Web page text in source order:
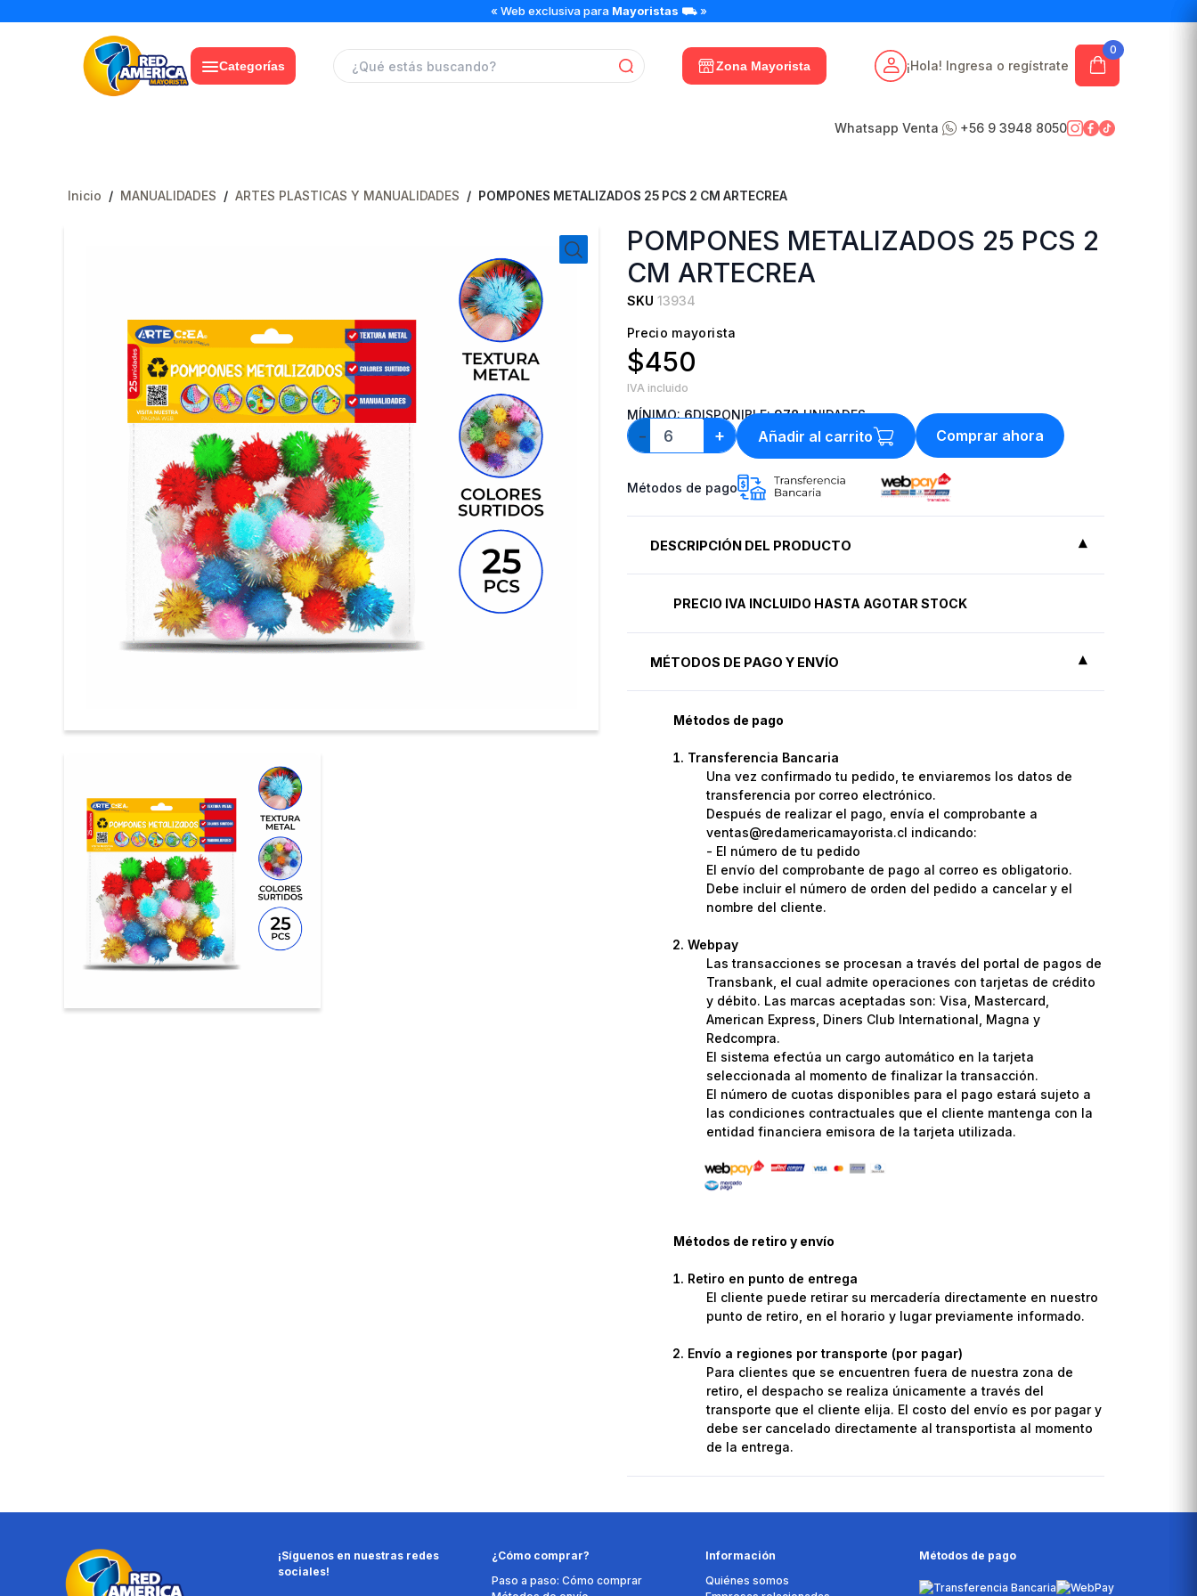
« Web exclusiva para Mayoristas ⛟ »
Categorías Zona Mayorista
0
¡Hola! Ingresa o regístrate
Whatsapp Venta +56 9 3948 8050
Inicio / MANUALIDADES / ARTES PLASTICAS Y MANUALIDADES / POMPONES METALIZADOS 25 PCS 2 CM ARTECREA
POMPONES METALIZADOS 25 PCS 2
CM ARTECREA
SKU 13934
Precio mayorista
$450
IVA incluido
MÍNIMO:6DISPONIBLE:978UNIDADES
−
POMPONES
METALIZADOS
+ Añadir al carrito Comprar ahora
Métodos de pago
DESCRIPCIÓN DEL PRODUCTO
PRECIO IVA INCLUIDO HASTA AGOTAR STOCK
MÉTODOS DE PAGO Y ENVÍO
Métodos de pago
Transferencia Bancaria
Una vez confirmado tu pedido, te enviaremos los datos de
transferencia por correo electrónico.
Después de realizar el pago, envía el comprobante a
ventas@redamericamayorista.cl indicando:
- El número de tu pedido
El envío del comprobante de pago al correo es obligatorio.
Debe incluir el número de orden del pedido a cancelar y el
nombre del cliente.
Webpay
Las transacciones se procesan a través del portal de pagos de
Transbank, el cual admite operaciones con tarjetas de crédito
y débito. Las marcas aceptadas son: Visa, Mastercard,
American Express, Diners Club International, Magna y
Redcompra.
El sistema efectúa un cargo automático en la tarjeta
seleccionada al momento de finalizar la transacción.
El número de cuotas disponibles para el pago estará sujeto a
las condiciones contractuales que el cliente mantenga con la
entidad financiera emisora de la tarjeta utilizada.
Métodos de retiro y envío
Retiro en punto de entrega
El cliente puede retirar su mercadería directamente en nuestro
punto de retiro, en el horario y lugar previamente informado.
Envío a regiones por transporte (por pagar)
Para clientes que se encuentren fuera de nuestra zona de
retiro, el despacho se realiza únicamente a través del
transporte que el cliente elija. El costo del envío es por pagar y
debe ser cancelado directamente al transportista al momento
de la entrega.
¡Síguenos en nuestras redes
sociales!
¿Cómo comprar?
Paso a paso: Cómo comprar
Información
Quiénes somos
Métodos de pago